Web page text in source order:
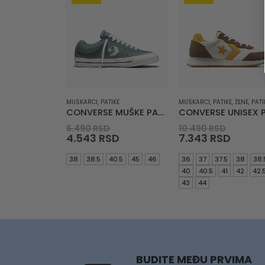
MUSKARCI, PATIKE
CONVERSE MUŠKE PATIKE Sport Casual
6.490RSD
price
6.490 RSD.
4.543 RSD
is:
4.543 RSD.
38 38.5 40.5 45 46
MUSKARCI, PATIKE, ŽENE,
10.490RSD
price
10.490
7.343 RSD
is:
7.343
36 37 37.5 38
40
40.5 41 42
42.5
43
44
BUDITE MEĐU PRVIMA